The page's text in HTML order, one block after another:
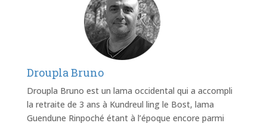
Droupla Bruno
Droupla Bruno est un lama occidental qui a accompli
la retraite de 3 ans à Kundreul ling le Bost, lama
Guendune Rinpoché étant à l’époque encore parmi